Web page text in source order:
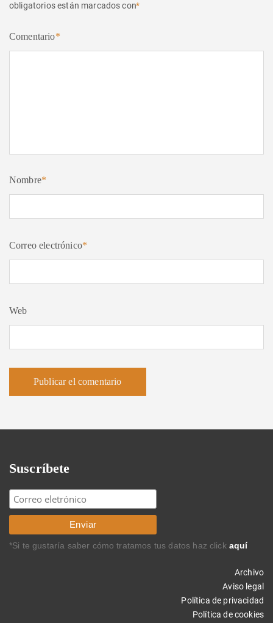
obligatorios están marcados con*
Comentario*
Nombre*
Correo electrónico*
Web
Suscríbete
*Si te gustaría saber cómo tratamos tus datos haz click aquí
Archivo
Aviso legal
Política de privacidad
Política de cookies